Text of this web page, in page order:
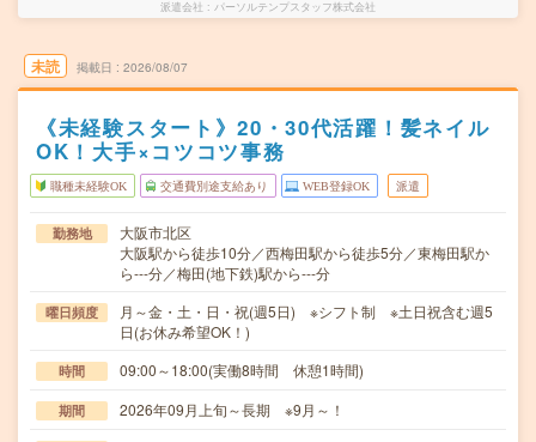
派遣会社 パーソルテンプスタッフ株式会社
未読 掲載日 2026/08/07
《未経験スタート》20・30代活躍！髪ネイル
OK！大手×コツコツ事務
職種未経験OK 交通費別途支給あり WEB登録OK 派遣
勤務地
大阪市北区
大阪駅から徒歩10分／西梅田駅から徒歩5分／東梅田駅か
ら---分／梅田(地下鉄)駅から---分
曜日頻度
月～金・土・日・祝(週5日) ※シフト制 ※土日祝含む週5
日(お休み希望OK！)
時間 09:00～18:00(実働8時間 休憩1時間)
期間 2026年09月上旬～長期 ※9月～！